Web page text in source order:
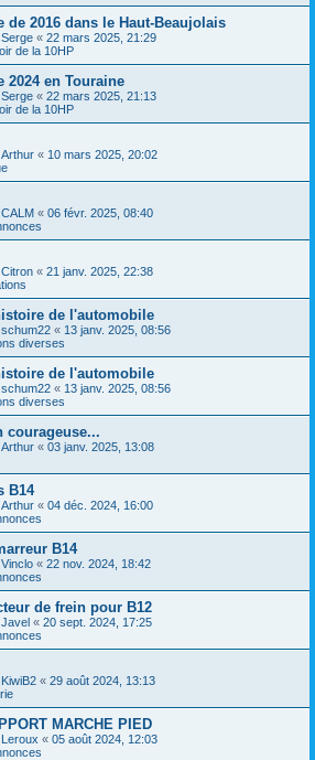
de 2016 dans le Haut-Beaujolais
Serge « 22 mars 2025, 21:29
de la 10HP
2024 en Touraine
Serge « 22 mars 2025, 21:13
de la 10HP
Arthur « 10 mars 2025, 20:02
CALM « 06 févr. 2025, 08:40
Citron « 21 janv. 2025, 22:38
de l'automobile
schum22 « 13 janv. 2025, 08:56
diverses
de l'automobile
schum22 « 13 janv. 2025, 08:56
diverses
courageuse...
Arthur « 03 janv. 2025, 13:08
B14
Arthur « 04 déc. 2024, 16:00
B14
Vinclo « 22 nov. 2024, 18:42
de frein pour B12
Javel « 20 sept. 2024, 17:25
KiwiB2 « 29 août 2024, 13:13
MARCHE PIED
Leroux « 05 août 2024, 12:03